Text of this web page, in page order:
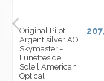
Original Pilot
Argent silver AO
Skymaster -
Lunettes de
Soleil American
Optical